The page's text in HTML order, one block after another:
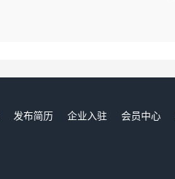
发布简历 企业入驻 会员中心